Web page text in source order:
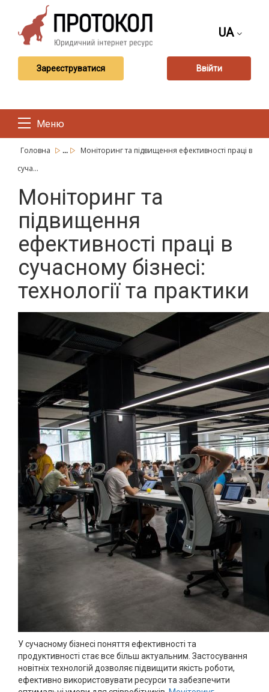
UA
Зареєструватися Ввійти
Меню
Головна ...
Моніторинг та підвищення ефективності праці в
суча...
Моніторинг та
підвищення
ефективності праці в
сучасному бізнесі:
технології та практики
У сучасному бізнесі поняття ефективності та
продуктивності стає все більш актуальним. Застосування
новітніх технологій дозволяє підвищити якість роботи,
ефективно використовувати ресурси та забезпечити